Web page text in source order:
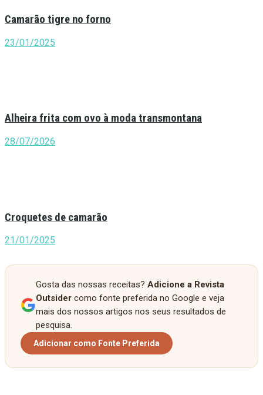
Camarão tigre no forno
23/01/2025
Alheira frita com ovo à moda transmontana
28/07/2026
Croquetes de camarão
21/01/2025
Gosta das nossas receitas? Adicione a Revista
Outsider como fonte preferida no Google e veja
mais dos nossos artigos nos seus resultados de
pesquisa.
Adicionar como Fonte Preferida